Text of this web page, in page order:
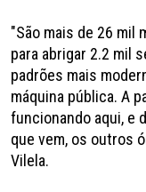
"São mais de 26 mil
para abrigar 2.2 mil
padrões mais
máquina pública. A
funcionando aqui, e
que vem, os outros
Vilela.